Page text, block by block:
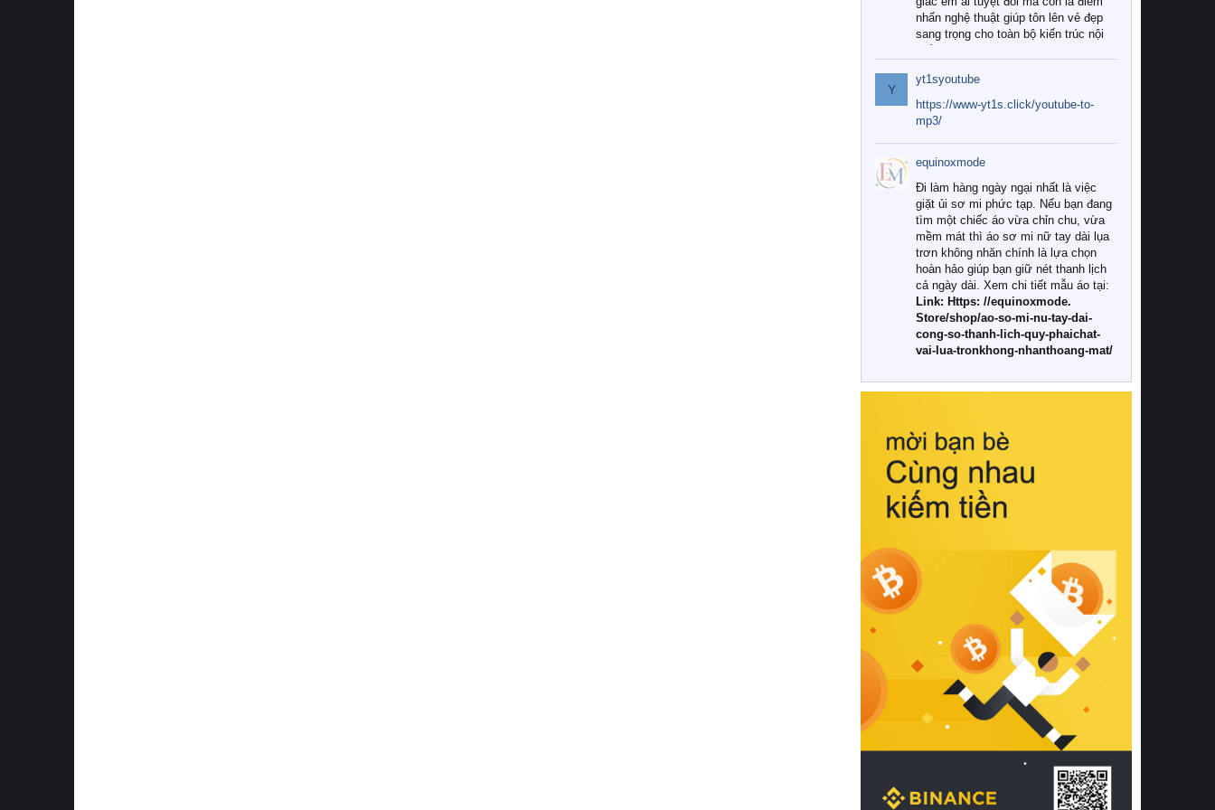
nhấn nghệ thuật giúp tôn lên vẻ đẹp
sang trọng cho toàn bộ kiến trúc nội
Tuy nhiên, giữa thị trường đa dạng
với vô vàn thương hiệu và mẫu mã
như hiện nay, làm thế nào để chọn
được những bộ chăn ga gối đệm cao
cấp thực sự chất lượng, phù hợp với
khí hậu và nhu cầu sử dụng của gia
đình? Hãy cùng chúng tôi đi tìm lời
giải đáp chi tiết qua bài viết dưới đây.
1. Tại sao các gia đình hiện đại lại ưa
chuộng chăn ga gối đệm cao cấp?
Khác với các dòng sản phẩm thông
thường, những bộ chăn ga gối đệm
cao cấp trải qua quy trình sản xuất
nghiêm ngặt từ khâu chọn lọc nguyên
liệu tự nhiên đến công nghệ dệt
nhuộm hiện đại không chứa hóa chất
này, bạn sẽ cảm nhận rõ rệt sự khác
hồi chuẩn xác của phần đệm nâng đỡ
cột sống.
Bên cạnh đó, việc lựa chọn các dòng
sản phẩm đạt chuẩn chất lượng quốc
tế còn giúp ngăn ngừa tình trạng kích
khuẩn và nấm mốc trong điều kiện
thời tiết nóng ẩm. Bạn có thể tìm hiểu
thêm các nghiên cứu khoa học về tác
động của giấc ngủ và môi trường
phòng ngủ đối với sức khỏe con
người tại Sleep Foundation (External
Link) để có cái nhìn toàn diện hơn.
2. Các tiêu chí vàng khi lựa chọn
chăn ga gối đệm cao cấp cho phòng
ngủ
Để sở hữu một bộ chăn ga gối đệm
cao cấp hoàn hảo cả về thẩm mỹ lẫn
công năng, người tiêu dùng cần cân
nhắc kỹ lưỡng các tiêu chí quan trọng
Y
yt1syoutube
https://www-yt1s.click/youtube-to-
mp3/
equinoxmode
Đi làm hàng ngày ngại nhất là việc
giặt ủi sơ mi phức tạp. Nếu bạn đang
tìm một chiếc áo vừa chỉn chu, vừa
mềm mát thì áo sơ mi nữ tay dài lụa
trơn không nhăn chính là lựa chọn
hoàn hảo giúp bạn giữ nét thanh lịch
cả ngày dài. Xem chi tiết mẫu áo tại:
Link: Https: //equinoxmode.
Store/shop/ao-so-mi-nu-tay-dai-
cong-so-thanh-lich-quy-phaichat-
vai-lua-tronkhong-nhanthoang-mat/